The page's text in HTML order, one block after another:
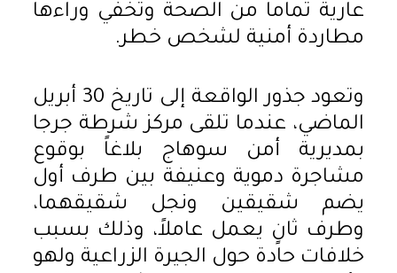
عارية تماماً من الصحة وتخفي وراءها
مطاردة أمنية لشخص خطر.
وتعود جذور الواقعة إلى تاريخ 30 أبريل
الماضي، عندما تلقى مركز شرطة جرجا
بمديرية أمن سوهاج بلاغاً بوقوع
مشاجرة دموية وعنيفة بين طرف أول
يضم شقيقين ونجل شقيقهما،
وطرف ثانٍ يعمل عاملاً، وذلك بسبب
خلافات حادة حول الجيرة الزراعية ولهو